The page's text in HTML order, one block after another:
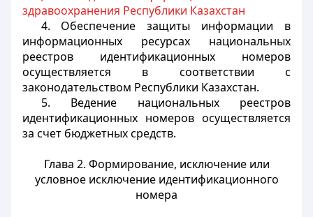
здравоохранения Республики Казахстан
4. Обеспечение защиты информации в
информационных ресурсах национальных
реестров идентификационных номеров
осуществляется в соответствии с
законодательством Республики Казахстан.
5. Ведение национальных реестров
идентификационных номеров осуществляется
за счет бюджетных средств.
Глава 2. Формирование, исключение или
условное исключение идентификационного
номера